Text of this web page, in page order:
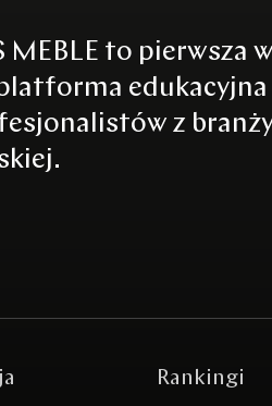
MEBLE to pierwsza w
edukacyjna
z
Rankingi